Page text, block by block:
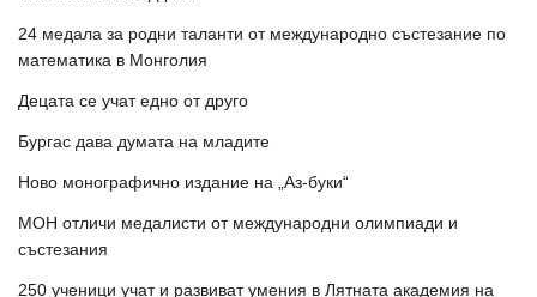
24 медала за родни таланти от международно състезание по
математика в Монголия
Децата се учат едно от друго
Бургас дава думата на младите
Ново монографично издание на „Аз-буки“
МОН отличи медалисти от международни олимпиади и
състезания
250 ученици учат и развиват умения в Лятната академия на